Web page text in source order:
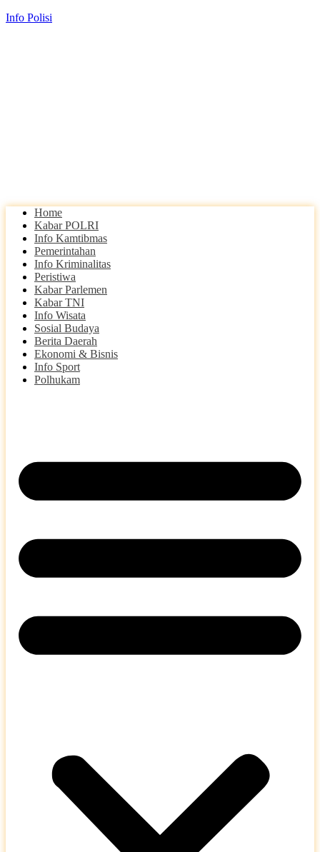
Info Polisi
Home
Kabar POLRI
Info Kamtibmas
Pemerintahan
Info Kriminalitas
Peristiwa
Kabar Parlemen
Kabar TNI
Info Wisata
Sosial Budaya
Berita Daerah
Ekonomi & Bisnis
Info Sport
Polhukam